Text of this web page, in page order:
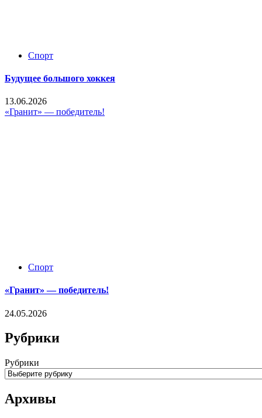
Спорт
Будущее большого хоккея
13.06.2026
«Гранит» — победитель!
Спорт
«Гранит» — победитель!
24.05.2026
Рубрики
Рубрики
Архивы